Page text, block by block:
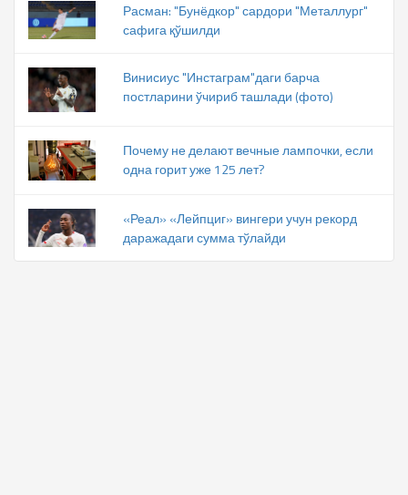
Расман: "Бунёдкор" сардори "Металлург"
сафига қўшилди
Винисиус "Инстаграм"даги барча
постларини ўчириб ташлади (фото)
Почему не делают вечные лампочки, если
одна горит уже 125 лет?
«Реал» «Лейпциг» вингери учун рекорд
даражадаги сумма тўлайди